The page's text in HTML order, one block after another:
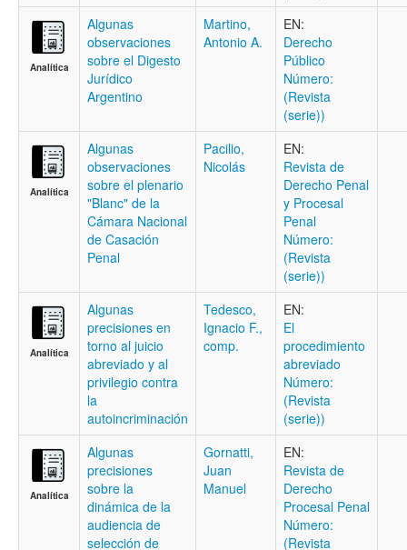
Analítica
Algunas
observaciones
sobre el Digesto
Jurídico
Argentino
Martino,
Antonio A.
EN:
Derecho
Público
Número:
(Revista
(serie))
Analítica
Algunas
observaciones
sobre el plenario
"Blanc" de la
Cámara Nacional
de Casación
Penal
Pacilio,
Nicolás
EN:
Revista de
Derecho Penal
y Procesal
Penal
Número:
(Revista
(serie))
Analítica
Algunas
precisiones en
torno al juicio
abreviado y al
privilegio contra
la
autoincriminación
Tedesco,
Ignacio F.,
comp.
EN:
El
procedimiento
abreviado
Número:
(Revista
(serie))
Analítica
Algunas
precisiones
sobre la
dinámica de la
audiencia de
selección de
Gornatti,
Juan
Manuel
EN:
Revista de
Derecho
Procesal Penal
Número:
(Revista